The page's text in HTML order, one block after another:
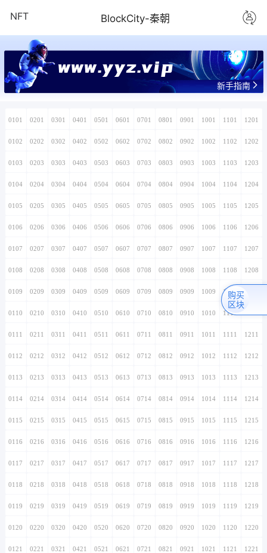
NFT BlockCity-秦朝
www.yyz.vip
新手指南
0101 0201 0301 0401 0501 0601 0701 0801 0901 1001 1101 1201
0102 0202 0302 0402 0502 0602 0702 0802 0902 1002 1102 1202
0103 0203 0303 0403 0503 0603 0703 0803 0903 1003 1103 1203
0104 0204 0304 0404 0504 0604 0704 0804 0904 1004 1104 1204
0105 0205 0305 0405 0505 0605 0705 0805 0905 1005 1105 1205
0106 0206 0306 0406 0506 0606 0706 0806 0906 1006 1106 1206
0107 0207 0307 0407 0507 0607 0707 0807 0907 1007 1107 1207
0108 0208 0308 0408 0508 0608 0708 0808 0908 1008 1108 1208
0109 0209 0309 0409 0509 0609 0709 0809 0909 1009 1109
0110 0210 0310 0410 0510 0610 0710 0810 0910 1010 1110
0111 0211 0311 0411 0511 0611 0711 0811 0911 1011 1111 1211
0112 0212 0312 0412 0512 0612 0712 0812 0912 1012 1112 1212
0113 0213 0313 0413 0513 0613 0713 0813 0913 1013 1113 1213
0114 0214 0314 0414 0514 0614 0714 0814 0914 1014 1114 1214
0115 0215 0315 0415 0515 0615 0715 0815 0915 1015 1115 1215
0116 0216 0316 0416 0516 0616 0716 0816 0916 1016 1116 1216
0117 0217 0317 0417 0517 0617 0717 0817 0917 1017 1117 1217
0118 0218 0318 0418 0518 0618 0718 0818 0918 1018 1118 1218
0119 0219 0319 0419 0519 0619 0719 0819 0919 1019 1119 1219
0120 0220 0320 0420 0520 0620 0720 0820 0920 1020 1120 1220
0121 0221 0321 0421 0521 0621 0721 0821 0921 1021 1121 1221
购买
区块